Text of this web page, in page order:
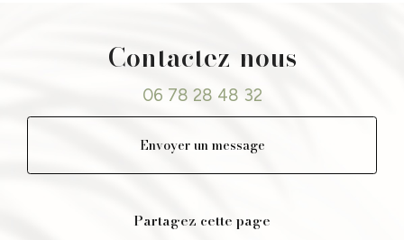
Contactez-nous
06 78 28 48 32
Envoyer un message
Partagez cette page